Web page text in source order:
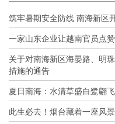
筑牢暑期安全防线 南海新区
一家山东企业让越南官员点
关于对南海新区海晏路、明
措施的通告
夏日南海：水清草盛白鹭翩飞
此生必去！烟台藏着一座风